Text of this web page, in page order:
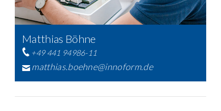
Matthias Böhne
+49 441 94986-11
matthias.boehne@innoform.de